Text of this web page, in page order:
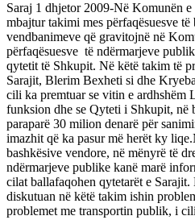
Saraj 1 dhjetor 2009-Në Komunën e
mbajtur takimi mes përfaqësuesve të
vendbanimeve që gravitojnë në
përfaqësuesve të ndërmarjeve
qytetit të Shkupit. Në këtë takim të
Sarajit, Blerim Bexheti si dhe
cili ka premtuar se vitin e ardhshëm
funksion dhe se Qyteti i Shkupit, në
paraparë 30 milion denarë për
imazhit që ka pasur më herët ky liqe.
bashkësive vendore, në mënyrë të
ndërmarjeve publike kanë marë
cilat ballafaqohen qytetarët e
diskutuan në këtë takim ishin
problemet me transportin publik, i